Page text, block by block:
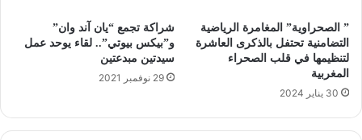
” الصحراوية” المغامرة الرياضية
التضامنية تحتفل بالذكرى العاشرة
لتنظيمها في قلب الصحراء
المغربية
30 يناير 2024
شراكة تجمع “يان آند وان”
و”بيكس بيوتي”.. لقاء يوحد عمل
سيدتين مبدعتين
29 نوفمبر 2021